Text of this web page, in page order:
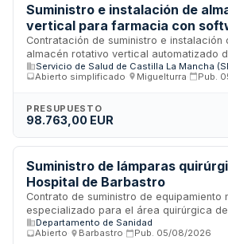
Suministro e instalación de
vertical para farmacia con
en el Hospital de Tomelloso
Contratación de suministro e instalación
almacén rotativo vertical automatizado
de farmacia del Hospital de Tomelloso,
software de gestión del sistema. El
existente. Se trata de un contrato
tramitado mediante procedimiento
Servicio de Salud de Castilla La Mancha
Abierto simplificado
Miguelturra Pub.
PRESUPUESTO
98.763,00 EUR
Suministro de lámparas
Hospital de Barbastro
Contrato de suministro de equipamiento
especializado para el área quirúrgica
Barbastro. Se prevé la adquisición de
específicamente diseñadas para uso en
Departamento de Sanidad
Abierto
Barbastro Pub. 05/08/2026